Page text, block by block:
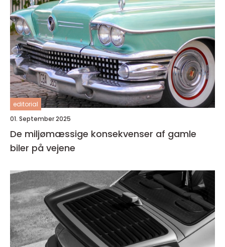
editorial
01. September 2025
De miljømæssige konsekvenser af gamle
biler på vejene